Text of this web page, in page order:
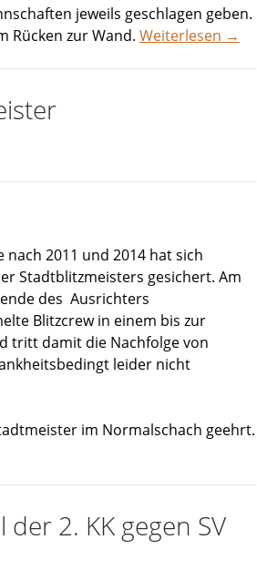
jeweils geschlagen geben.
Rücken zur Wand. Weiterlesen →
2011 und 2014 hat sich
Stadtblitzmeisters gesichert. Am
des Ausrichters
Blitzcrew in einem bis zur
tritt damit die Nachfolge von
leider nicht
im Normalschach geehrt.
2. KK gegen SV